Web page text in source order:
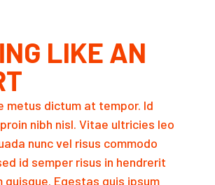
LIKE AN
metus dictum at tempor. Id
nibh nisl. Vitae ultricies leo
nunc vel risus commodo
id semper risus in hendrerit
quisque. Egestas quis ipsum